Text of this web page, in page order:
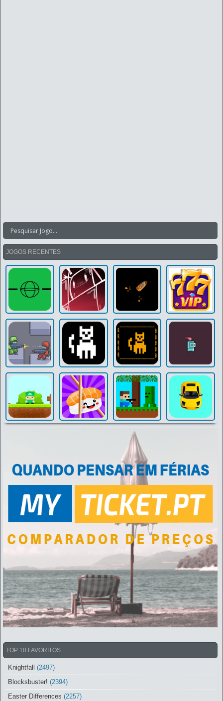
JOGOS RECENTES
TOP 10 FAVORITOS
Knightfall (2497)
Blocksbuster! (2394)
Easter Differences (2257)